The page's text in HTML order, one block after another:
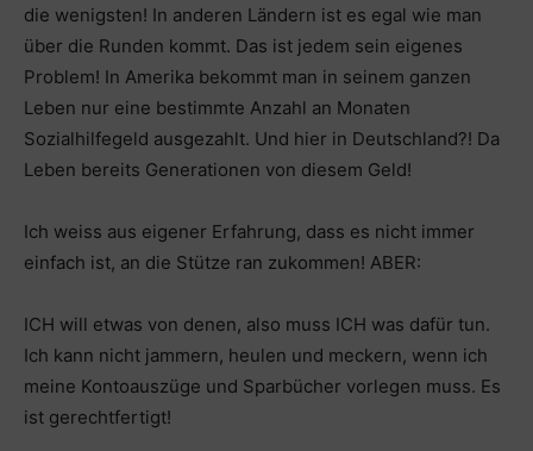
die wenigsten! In anderen Ländern ist es egal wie man
über die Runden kommt. Das ist jedem sein eigenes
Problem! In Amerika bekommt man in seinem ganzen
Leben nur eine bestimmte Anzahl an Monaten
Sozialhilfegeld ausgezahlt. Und hier in Deutschland?! Da
Leben bereits Generationen von diesem Geld!
Ich weiss aus eigener Erfahrung, dass es nicht immer
einfach ist, an die Stütze ran zukommen! ABER:
ICH will etwas von denen, also muss ICH was dafür tun.
Ich kann nicht jammern, heulen und meckern, wenn ich
meine Kontoauszüge und Sparbücher vorlegen muss. Es
ist gerechtfertigt!